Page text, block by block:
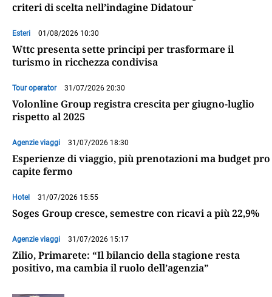
criteri di scelta nell’indagine Didatour
Esteri 01/08/2026 10:30
Wttc presenta sette principi per trasformare il
turismo in ricchezza condivisa
Tour operator 31/07/2026 20:30
Volonline Group registra crescita per giugno-luglio
rispetto al 2025
Agenzie viaggi 31/07/2026 18:30
Esperienze di viaggio, più prenotazioni ma budget pro
capite fermo
Hotel 31/07/2026 15:55
Soges Group cresce, semestre con ricavi a più 22,9%
Agenzie viaggi 31/07/2026 15:17
Zilio, Primarete: “Il bilancio della stagione resta
positivo, ma cambia il ruolo dell’agenzia”